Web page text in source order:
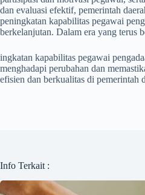
dan evaluasi efektif, pemerintah
peningkatan kapabilitas pegawai
berkelanjutan. Dalam era yang terus
ingkatan kapabilitas pegawai
menghadapi perubahan dan
efisien dan berkualitas di pemerintah
Info Terkait :